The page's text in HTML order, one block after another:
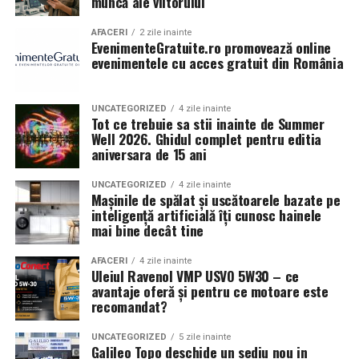
reducerea evaporării;
lubrifiere constantă;
protecție împotriva oxidării;
Aceste caracteristici sunt deosebit de importante
pentru motoarele moderne cu turbocompresor.
Ce înseamnă 5W30?
5W30 reprezintă vâscozitatea uleiului.
Prima valoare indică comportamentul la temperaturi
scăzute.
Avantaje:
circulație rapidă în motor;
Sustenabilitate și protecția mediului
Într-o lume în care protejarea mediului este mai
importantă ca niciodată, a închiria toalete de tip
amprentei de carbon a unui eveniment. Variantele
ecologice de toalete sunt concepute pentru a economisi
resurse naturale, în special apa. În loc să folosească sute
de litri de apă pentru fiecare utilizare, așa cum se
întâmplă în cazul toaletelor tradiționale, aceste toalete
utilizează sisteme care nu necesită apa sau folosesc doar
cantități minime de apă.
De asemenea, tipurile ecologice de toalete sunt echipate
cu tehnologii de compostare care transformă deșeurile
în compost, un fertilizant natural. Acest proces
contribuie la reducerea cantității de deșeuri care ajung
în gropile de gunoi și ajută la regenerarea solului. Astfel,
AFACERI 2 zile inainte
EvenimenteGratuite.ro promovează online
evenimentele cu acces gratuit din România
UNCATEGORIZED 4 zile inainte
Tot ce trebuie sa stii inainte de Summer
Well 2026. Ghidul complet pentru editia
aniversara de 15 ani
UNCATEGORIZED 4 zile inainte
Mașinile de spălat și uscătoarele bazate pe
inteligență artificială îți cunosc hainele
mai bine decât tine
AFACERI 4 zile inainte
Uleiul Ravenol VMP USVO 5W30 – ce
avantaje oferă și pentru ce motoare este
recomandat?
UNCATEGORIZED 5 zile inainte
Galileo Topo deschide un sediu nou in